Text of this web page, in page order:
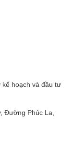
kế hoạch và đầu tư
Đường Phúc La,